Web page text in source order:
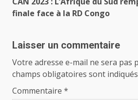
finale face à la RD Congo
Laisser un commentaire
Votre adresse e-mail ne sera pas
champs obligatoires sont
Commentaire *